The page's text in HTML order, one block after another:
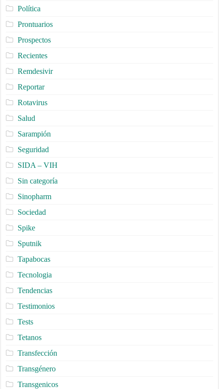
Política
Prontuarios
Prospectos
Recientes
Remdesivir
Reportar
Rotavirus
Salud
Sarampión
Seguridad
SIDA – VIH
Sin categoría
Sinopharm
Sociedad
Spike
Sputnik
Tapabocas
Tecnologia
Tendencias
Testimonios
Tests
Tetanos
Transfección
Transgénero
Transgenicos